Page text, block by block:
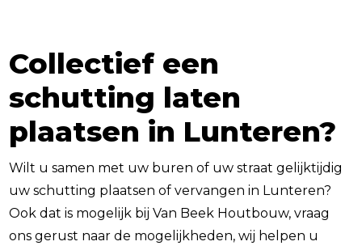
Collectief een
schutting laten
plaatsen in Lunteren?
Wilt u samen met uw buren of uw straat gelijktijdig
uw schutting plaatsen of vervangen in Lunteren?
Ook dat is mogelijk bij Van Beek Houtbouw, vraag
ons gerust naar de mogelijkheden, wij helpen u